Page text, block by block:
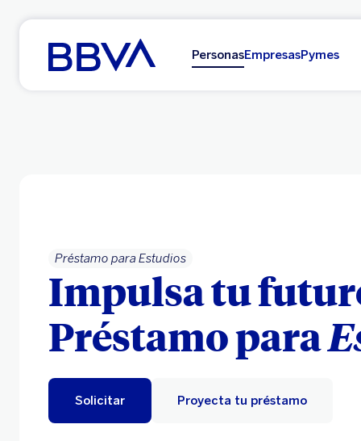
Ir al contenido principal
PersonasEmpresasPymes
Préstamo para Estudios
Impulsa tu
Préstamo para
Solicitar Proyecta tu préstamo